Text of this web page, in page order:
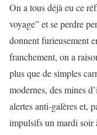
On a tous déjà eu ce
voyage” et se perdre
donnent furieusement
franchement, on a
plus que de simples
modernes, des mines
alertes anti-galères et,
impulsifs un mardi soir